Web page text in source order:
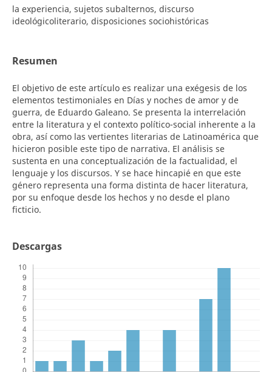
la experiencia, sujetos subalternos, discurso
ideológicoliterario, disposiciones sociohistóricas
Resumen
El objetivo de este artículo es realizar una exégesis de los
elementos testimoniales en Días y noches de amor y de
guerra, de Eduardo Galeano. Se presenta la interrelación
entre la literatura y el contexto político-social inherente a la
obra, así como las vertientes literarias de Latinoamérica que
hicieron posible este tipo de narrativa. El análisis se
sustenta en una conceptualización de la factualidad, el
lenguaje y los discursos. Y se hace hincapié en que este
género representa una forma distinta de hacer literatura,
por su enfoque desde los hechos y no desde el plano
ficticio.
Descargas